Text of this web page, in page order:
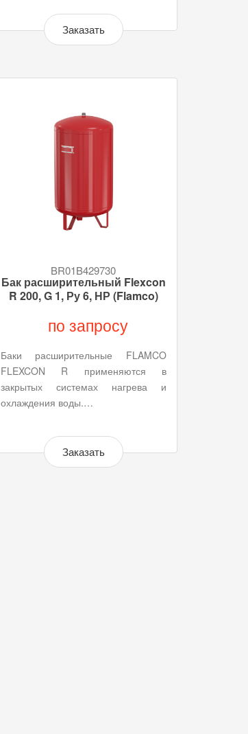
Заказать
BR01B429730
Бак расширительный Flexcon
R 200, G 1, Ру 6, НР (Flamco)
по запросу
Баки расширительные FLAMCO
FLEXCON R применяются в
закрытых системах нагрева и
охлаждения воды.…
Заказать